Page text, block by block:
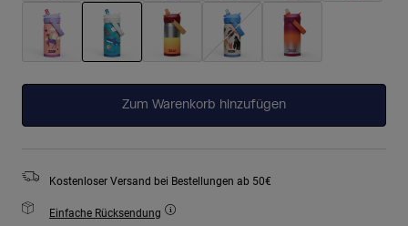
Zum Warenkorb hinzufügen
Kostenloser Versand bei Bestellungen ab 50€
Einfache Rücksendung